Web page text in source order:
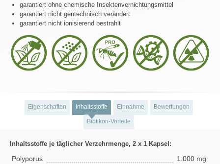
garantiert ohne chemische Insektenvernichtungsmittel
garantiert nicht gentechnisch verändert
garantiert nicht ionisierend bestrahlt
Eigenschaften Inhaltsstoffe Einnahme Bewertungen
Biotikon-Vorteile
Inhaltsstoffe je täglicher Verzehrmenge, 2 x 1 Kapsel:
Polyporus 1.000 mg